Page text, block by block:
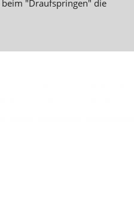
"Draufspringen" die